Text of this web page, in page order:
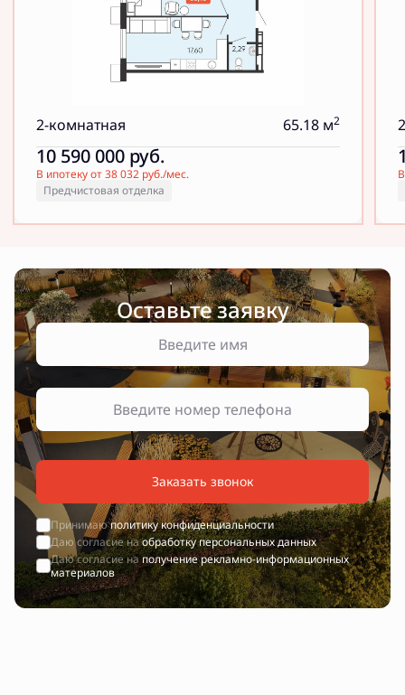
2-комнатная 65.18 м2
10 590 000 руб.
В ипотеку от 38 032 руб./мес.
Предчистовая отделка
Оставьте заявку
Заказать звонок
Принимаюполитику конфиденциальности
Даю согласие наобработку персональных данных
Даю согласие наполучение рекламно-информационных
материалов